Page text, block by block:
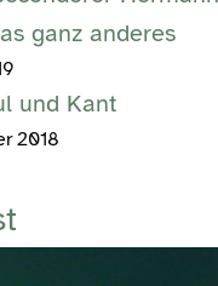
ganz anderes
und Kant
2018